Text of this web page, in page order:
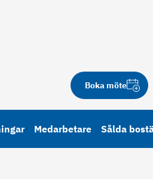
Medarbetare Sålda
Boka möte